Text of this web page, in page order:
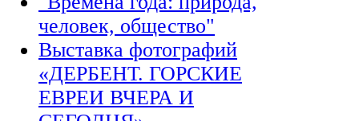
человек, общество"
Выставка фотографий
«ДЕРБЕНТ. ГОРСКИЕ
ЕВРЕИ ВЧЕРА И